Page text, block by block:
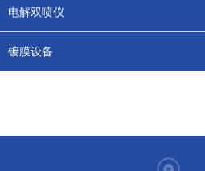
电解双喷仪
镀膜设备